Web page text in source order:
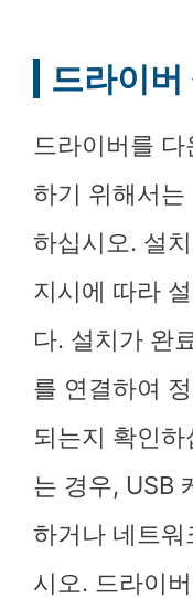
드라이버
드라이버를
하기 위해서는
하십시오. 설
지시에 따라
다. 설치가 완
를 연결하여
되는지 확인
는 경우, USB
하거나 네트워
시오. 드라이